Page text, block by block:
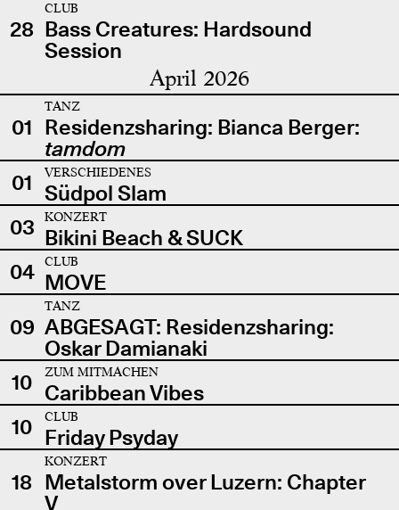
28
CLUB
Bass Creatures: Hardsound
Session
April 2026
01
TANZ
Residenzsharing: Bianca Berger:
tamdom
01
VERSCHIEDENES
Südpol Slam
03
KONZERT
Bikini Beach & SUCK
04
CLUB
MOVE
09
TANZ
ABGESAGT: Residenzsharing:
Oskar Damianaki
10
ZUM MITMACHEN
Caribbean Vibes
10
CLUB
Friday Psyday
18
KONZERT
Metalstorm over Luzern: Chapter
V